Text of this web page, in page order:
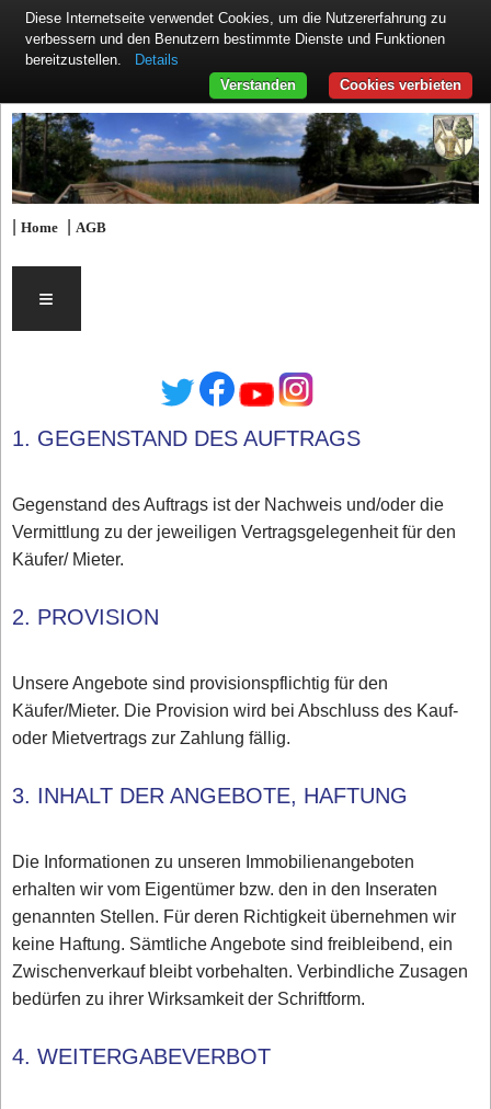
|Home |AGB
≡
1. GEGENSTAND DES AUFTRAGS
Gegenstand des Auftrags ist der Nachweis und/oder die
Vermittlung zu der jeweiligen Vertragsgelegenheit für den
Käufer/ Mieter.
2. PROVISION
Unsere Angebote sind provisionspflichtig für den
Käufer/Mieter. Die Provision wird bei Abschluss des Kauf-
oder Mietvertrags zur Zahlung fällig.
3. INHALT DER ANGEBOTE, HAFTUNG
Die Informationen zu unseren Immobilienangeboten
erhalten wir vom Eigentümer bzw. den in den Inseraten
genannten Stellen. Für deren Richtigkeit übernehmen wir
keine Haftung. Sämtliche Angebote sind freibleibend, ein
Zwischenverkauf bleibt vorbehalten. Verbindliche Zusagen
bedürfen zu ihrer Wirksamkeit der Schriftform.
4. WEITERGABEVERBOT
Diese Internetseite verwendet Cookies, um die Nutzererfahrung zu
verbessern und den Benutzern bestimmte Dienste und Funktionen
bereitzustellen.
Details
Cookies verbieten
Verstanden